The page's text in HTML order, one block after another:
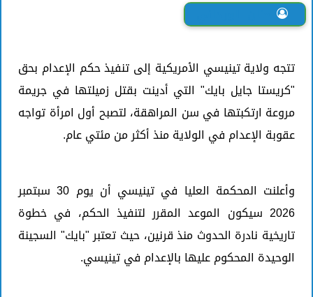
تتجه ولاية تينيسي الأمريكية إلى تنفيذ حكم الإعدام بحق
"كريستا جايل بايك" التي أدينت بقتل زميلتها في جريمة
مروعة ارتكبتها في سن المراهقة، لتصبح أول امرأة تواجه
عقوبة الإعدام في الولاية منذ أكثر من مئتي عام.
وأعلنت المحكمة العليا في تينيسي أن يوم 30 سبتمبر
2026 سيكون الموعد المقرر لتنفيذ الحكم، في خطوة
تاريخية نادرة الحدوث منذ قرنين، حيث تعتبر "بايك" السجينة
الوحيدة المحكوم عليها بالإعدام في تينيسي.